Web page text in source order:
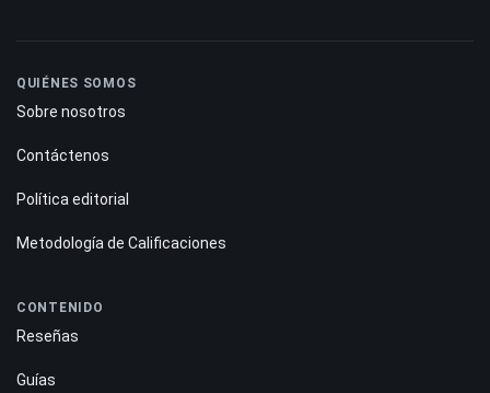
QUIÉNES SOMOS
Sobre nosotros
Contáctenos
Política editorial
Metodología de Calificaciones
CONTENIDO
Reseñas
Guías